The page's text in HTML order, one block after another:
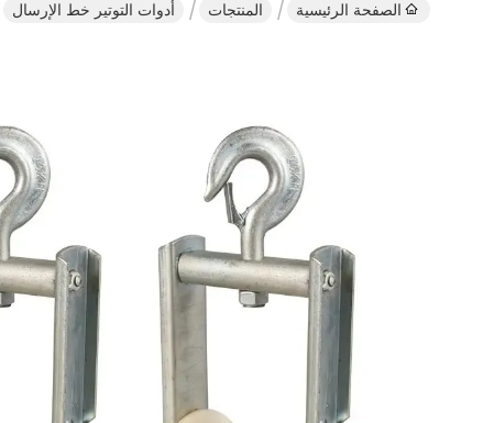
الصفحة الرئيسية المنتجات أدوات التوتير خط الإرسال